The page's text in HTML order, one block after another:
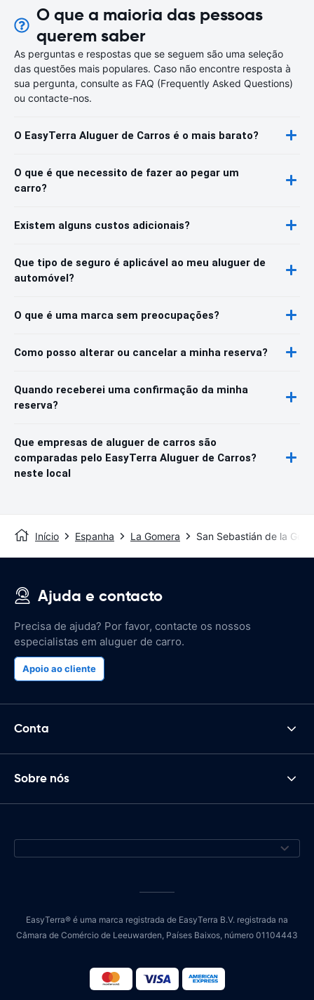
O que a maioria das pessoas
querem saber
As perguntas e respostas que se seguem são uma seleção
das questões mais populares. Caso não encontre resposta à
sua pergunta, consulte as FAQ (Frequently Asked Questions)
ou contacte-nos.
O EasyTerra Aluguer de Carros é o mais barato?
O que é que necessito de fazer ao pegar um
carro?
Existem alguns custos adicionais?
Que tipo de seguro é aplicável ao meu aluguer de
automóvel?
O que é uma marca sem preocupações?
Como posso alterar ou cancelar a minha reserva?
Quando receberei uma confirmação da minha
reserva?
Que empresas de aluguer de carros são
comparadas pelo EasyTerra Aluguer de Carros?
neste local
Início Espanha La Gomera San Sebastián de la
Ajuda e contacto
Precisa de ajuda? Por favor, contacte os nossos
especialistas em aluguer de carro.
Apoio ao cliente
Conta
Sobre nós
EasyTerra® é uma marca registrada de EasyTerra B.V. registrada na
Câmara de Comércio de Leeuwarden, Países Baixos, número 01104443